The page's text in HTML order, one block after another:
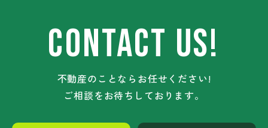
CONTACT US!
不動産のことならお任せください!
ご相談をお待ちしております。